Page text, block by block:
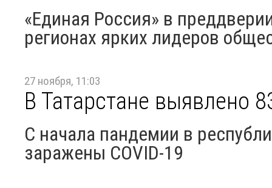
«Единая Россия» в
регионах ярких лидеров
27 ноября, 11:03
В Татарстане выявлено
С начала пандемии в
заражены COVID-19